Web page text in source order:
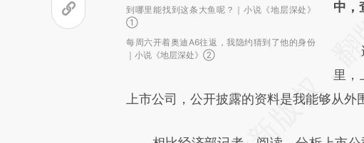
到哪里能找到这条大鱼呢？｜小说《地层深处》
①
每周六开着奥迪A6往返，我隐约猜到了他的身份
｜小说《地层深处》②
成，
新观
中，
连
里，
上市公司，公开披露的资料是我能够从外